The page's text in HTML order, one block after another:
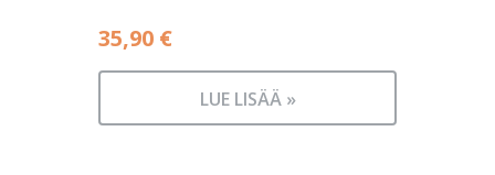
35,90 €
LUE LISÄÄ »